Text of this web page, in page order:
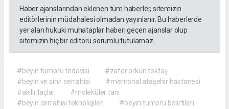
Haber ajanslarından eklenen tüm haberler, sitemizin
editörlerinin müdahalesi olmadan yayınlanır. Bu haberlerde
yer alan hukuki muhataplar haberi geçen ajanslar olup
sitemizin hiç bir editörü sorumlu tutulamaz...
#beyin tümörü tedavisi
#zafer orkun toktaş
#beyin ve sinir cerrahisi
#memorial ataşehir hastanesi
#akıllı ilaçlar
#moleküler tanı
#beyin cerrahisi teknolojileri
#beyin tümörü belirtileri